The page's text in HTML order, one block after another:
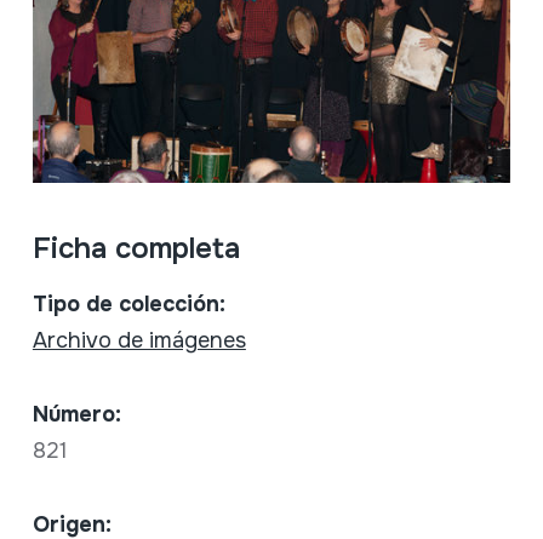
Ficha completa
Tipo de colección:
Archivo de imágenes
Número:
821
Origen: